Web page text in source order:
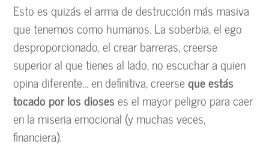
Esto es quizás el arma de destrucción más masiva
que tenemos como humanos. La soberbia, el ego
desproporcionado, el crear barreras, creerse
superior al que tienes al lado, no escuchar a quien
opina diferente… en definitiva, creerseque estás
tocado por los dioseses el mayor peligro para caer
en la miseria emocional (y muchas veces,
financiera).